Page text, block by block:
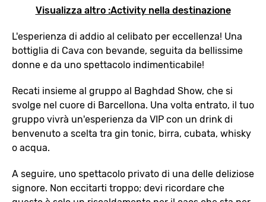
Visualizza altro :Activity nella destinazione
L'esperienza di addio al celibato per eccellenza! Una
bottiglia di Cava con bevande, seguita da bellissime
donne e da uno spettacolo indimenticabile!
Recati insieme al gruppo al Baghdad Show, che si
svolge nel cuore di Barcellona. Una volta entrato, il tuo
gruppo vivrà un'esperienza da VIP con un drink di
benvenuto a scelta tra gin tonic, birra, cubata, whisky
o acqua.
A seguire, uno spettacolo privato di una delle deliziose
signore. Non eccitarti troppo; devi ricordare che